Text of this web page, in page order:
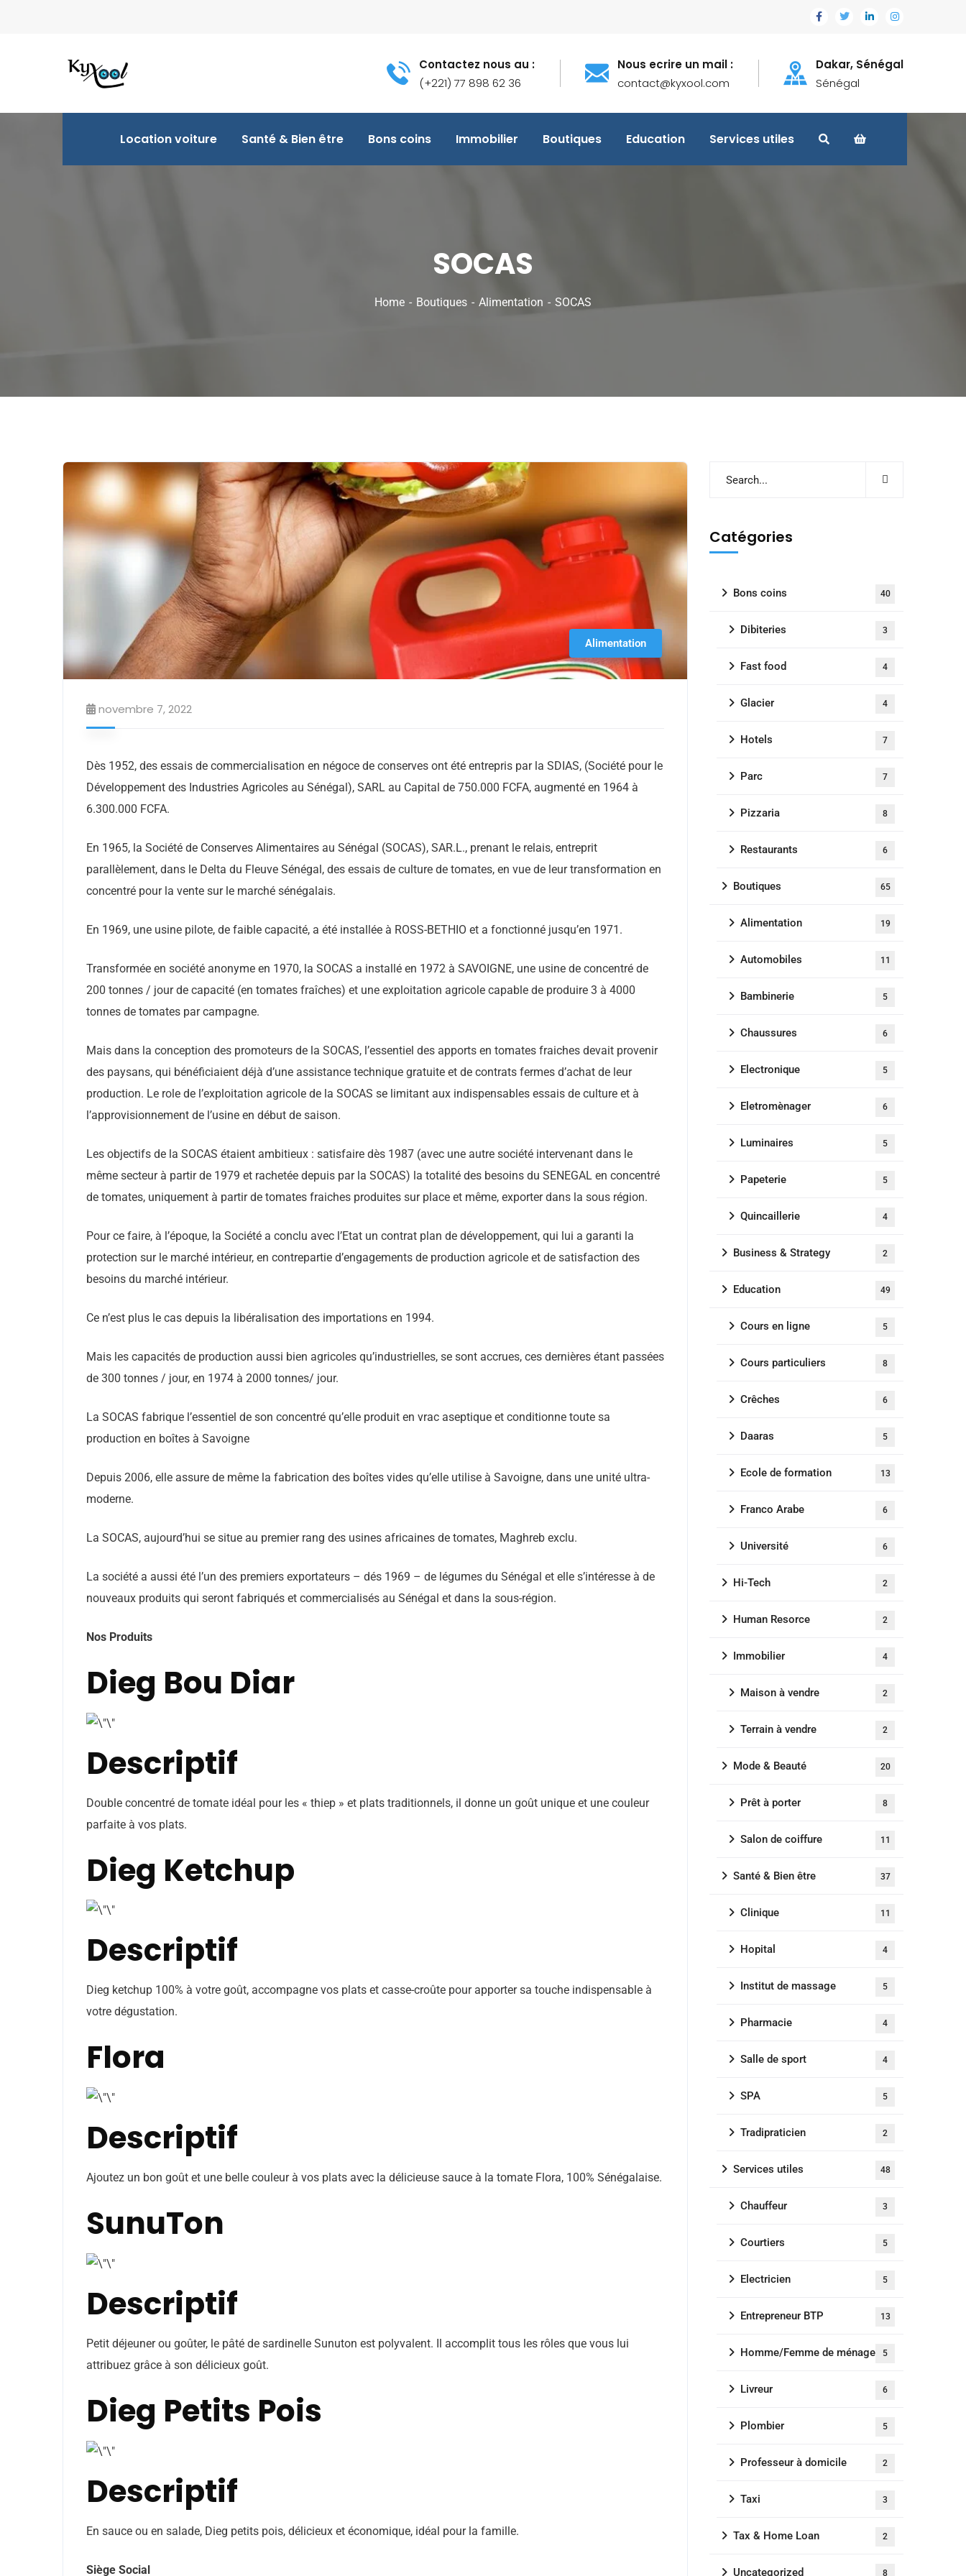
Contactez nous au :
(+221) 77 898 62 36
Nous ecrire un mail :
contact@kyxool.com
Dakar, Sénégal
Sénégal
Location voiture Santé & Bien être Bons coins Immobilier Boutiques Education Services utiles
SOCAS
Home Boutiques Alimentation SOCAS
Alimentation
novembre 7, 2022
Dès 1952, des essais de commercialisation en négoce de conserves ont été entrepris par la SDIAS, (Société pour le
Développement des Industries Agricoles au Sénégal), SARL au Capital de 750.000 FCFA, augmenté en 1964 à
6.300.000 FCFA.
En 1965, la Société de Conserves Alimentaires au Sénégal (SOCAS), SAR.L., prenant le relais, entreprit
parallèlement, dans le Delta du Fleuve Sénégal, des essais de culture de tomates, en vue de leur transformation en
concentré pour la vente sur le marché sénégalais.
En 1969, une usine pilote, de faible capacité, a été installée à ROSS-BETHIO et a fonctionné jusqu’en 1971.
Transformée en société anonyme en 1970, la SOCAS a installé en 1972 à SAVOIGNE, une usine de concentré de
200 tonnes / jour de capacité (en tomates fraîches) et une exploitation agricole capable de produire 3 à 4000
tonnes de tomates par campagne.
Mais dans la conception des promoteurs de la SOCAS, l’essentiel des apports en tomates fraiches devait provenir
des paysans, qui bénéficiaient déjà d’une assistance technique gratuite et de contrats fermes d’achat de leur
production. Le role de l’exploitation agricole de la SOCAS se limitant aux indispensables essais de culture et à
l’approvisionnement de l’usine en début de saison.
Les objectifs de la SOCAS étaient ambitieux : satisfaire dès 1987 (avec une autre société intervenant dans le
même secteur à partir de 1979 et rachetée depuis par la SOCAS) la totalité des besoins du SENEGAL en concentré
de tomates, uniquement à partir de tomates fraiches produites sur place et même, exporter dans la sous région.
Pour ce faire, à l’époque, la Société a conclu avec l’Etat un contrat plan de développement, qui lui a garanti la
protection sur le marché intérieur, en contrepartie d’engagements de production agricole et de satisfaction des
besoins du marché intérieur.
Ce n’est plus le cas depuis la libéralisation des importations en 1994.
Mais les capacités de production aussi bien agricoles qu’industrielles, se sont accrues, ces dernières étant passées
de 300 tonnes / jour, en 1974 à 2000 tonnes/ jour.
La SOCAS fabrique l’essentiel de son concentré qu’elle produit en vrac aseptique et conditionne toute sa
production en boîtes à Savoigne
Depuis 2006, elle assure de même la fabrication des boîtes vides qu’elle utilise à Savoigne, dans une unité ultra-
moderne.
La SOCAS, aujourd’hui se situe au premier rang des usines africaines de tomates, Maghreb exclu.
La société a aussi été l’un des premiers exportateurs – dés 1969 – de légumes du Sénégal et elle s’intéresse à de
nouveaux produits qui seront fabriqués et commercialisés au Sénégal et dans la sous-région.
Nos Produits
Dieg Bou Diar
Descriptif
Double concentré de tomate idéal pour les « thiep » et plats traditionnels, il donne un goût unique et une couleur
parfaite à vos plats.
Dieg Ketchup
Descriptif
Dieg ketchup 100% à votre goût, accompagne vos plats et casse-croûte pour apporter sa touche indispensable à
votre dégustation.
Flora
Descriptif
Ajoutez un bon goût et une belle couleur à vos plats avec la délicieuse sauce à la tomate Flora, 100% Sénégalaise.
SunuTon
Descriptif
Petit déjeuner ou goûter, le pâté de sardinelle Sunuton est polyvalent. Il accomplit tous les rôles que vous lui
attribuez grâce à son délicieux goût.
Dieg Petits Pois
Descriptif
En sauce ou en salade, Dieg petits pois, délicieux et économique, idéal pour la famille.
Siège Social
Catégories
Bons coins 40
Dibiteries 3
Fast food 4
Glacier 4
Hotels 7
Parc 7
Pizzaria 8
Restaurants 6
Boutiques 65
Alimentation 19
Automobiles 11
Bambinerie 5
Chaussures 6
Electronique 5
Eletromènager 6
Luminaires 5
Papeterie 5
Quincaillerie 4
Business & Strategy 2
Education 49
Cours en ligne 5
Cours particuliers 8
Crêches 6
Daaras 5
Ecole de formation 13
Franco Arabe 6
Université 6
Hi-Tech 2
Human Resorce 2
Immobilier 4
Maison à vendre 2
Terrain à vendre 2
Mode & Beauté 20
Prêt à porter 8
Salon de coiffure 11
Santé & Bien être 37
Clinique 11
Hopital 4
Institut de massage 5
Pharmacie 4
Salle de sport 4
SPA 5
Tradipraticien 2
Services utiles 48
Chauffeur 3
Courtiers 5
Electricien 5
Entrepreneur BTP 13
Homme/Femme de ménage 5
Livreur 6
Plombier 5
Professeur à domicile 2
Taxi 3
Tax & Home Loan 2
Uncategorized 8